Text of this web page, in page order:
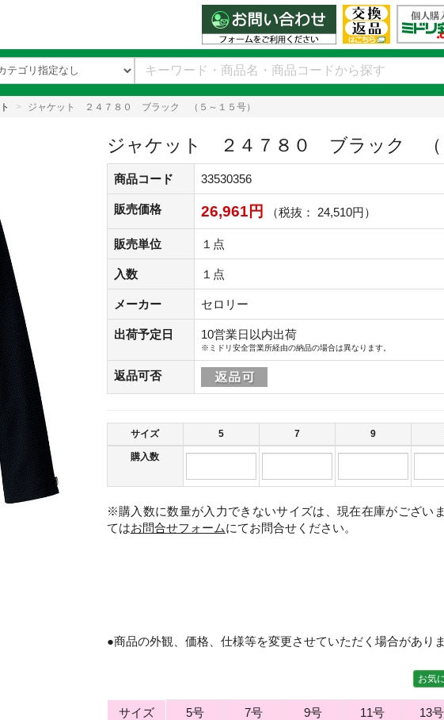
ジャケット ２４７８０ ブラック （５～１５号）
ジャケット ２４７８０ ブラック （
商品コード 33530356
販売価格 26,961円 （税抜： 24,510円）
販売単位 １点
入数 １点
メーカー セロリー
出荷予定日 10営業日以内出荷
※ミドリ安全営業所経由の納品の場合は異なります。
返品可否
サイズ 5 7 9
購入数
※購入数に数量が入力できないサイズは、現在在庫がござい
てはお問合せフォームにてお問合せください。
●商品の外観、価格、仕様等を変更させていただく場合があり
お気
サイズ 5号 7号 9号 11号 13号